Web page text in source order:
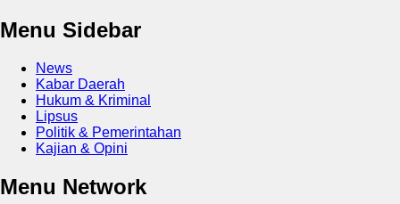
Menu Sidebar
News
Kabar Daerah
Hukum & Kriminal
Lipsus
Politik & Pemerintahan
Kajian & Opini
Menu Network